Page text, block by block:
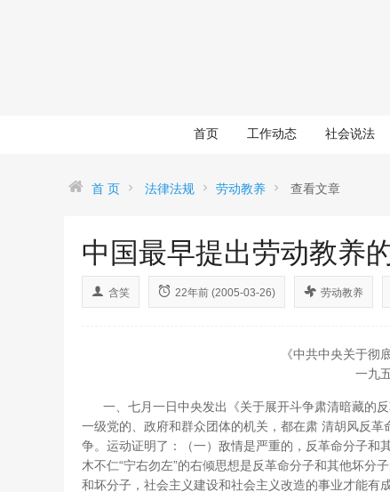
首页 工作动态 社会说法
首 页 法律法规 劳动教养 查看文章
中国最早提出劳动教养
含笑 22年前 (2005-03-26) 劳动教养
《中共中央关于彻
一九
一、七月一日中央发出《关于展开斗争肃清暗藏的反
一级党的、政府和群众团体的机关，都在肃 清胡风反
争。运动证明了：（一）敌情是严重的，反革命分子和
木不仁“宁右勿左”的右倾思想是反革命分子和其他坏分
和坏分子，社会主义建设和社会主义改造的事业才能有